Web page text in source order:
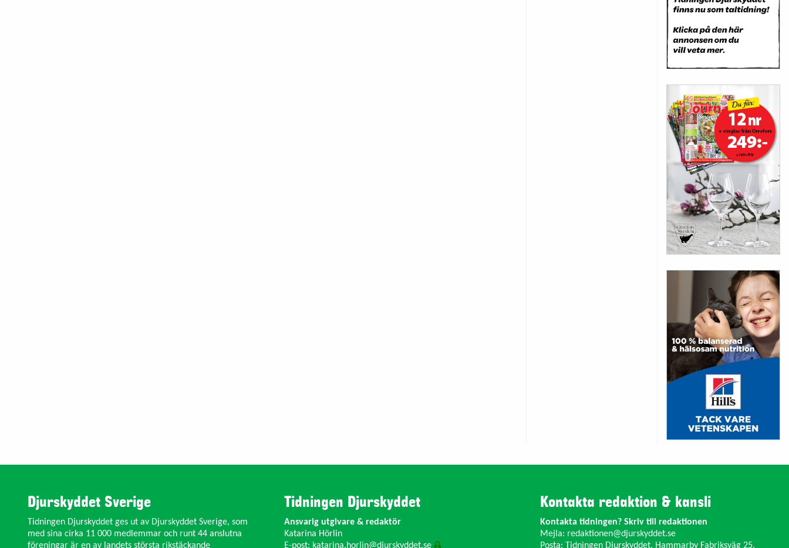
Djurskyddet Sverige
Tidningen Djurskyddet ges ut av Djurskyddet Sverige, som
med sina cirka 11 000 medlemmar och runt 44 anslutna
föreningar är en av landets största rikstäckande
Tidningen Djurskyddet
Ansvarig utgivare & redaktör
Katarina Hörlin
E-post: katarina.horlin@djurskyddet.se
Kontakta redaktion & kansli
Kontakta tidningen? Skriv till redaktionen
Mejla: redaktionen@djurskyddet.se
Posta: Tidningen Djurskyddet, Hammarby Fabriksväg 25,